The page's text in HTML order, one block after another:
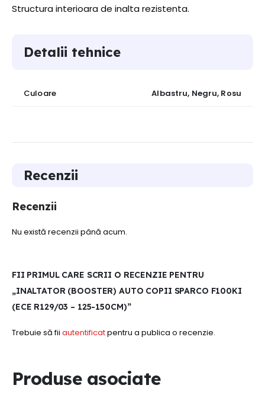
Structura interioara de inalta rezistenta.
Detalii tehnice
Culoare Albastru, Negru, Rosu
Recenzii
Recenzii
Nu există recenzii până acum.
FII PRIMUL CARE SCRII O RECENZIE PENTRU
„INALTATOR (BOOSTER) AUTO COPII SPARCO F100KI
(ECE R129/03 – 125-150CM)”
Trebuie să fii autentificatpentru a publica o recenzie.
Produse asociate